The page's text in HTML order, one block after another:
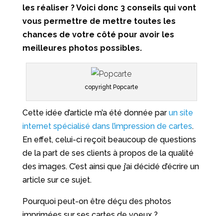
les réaliser ? Voici donc 3 conseils qui vont
vous permettre de mettre toutes les
chances de votre côté pour avoir les
meilleures photos possibles.
copyright Popcarte
Cette idée d’article m’a été donnée parun site
internet spécialisé dans l’impression de cartes.
En effet, celui-ci reçoit beaucoup de questions
de la part de ses clients à propos de la qualité
des images. C’est ainsi que j’ai décidé d’écrire un
article sur ce sujet.
Pourquoi peut-on être déçu des photos